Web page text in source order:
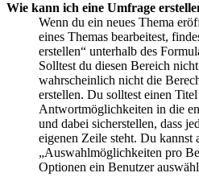
Wie kann ich eine Umfrage
Wenn du ein neues Thema
eines Themas bearbeitest,
erstellen“ unterhalb des
Solltest du diesen Bereich
wahrscheinlich nicht die
erstellen. Du solltest einen
Antwortmöglichkeiten in die
und dabei sicherstellen, dass
eigenen Zeile steht. Du kannst
„Auswahlmöglichkeiten pro
Optionen ein Benutzer